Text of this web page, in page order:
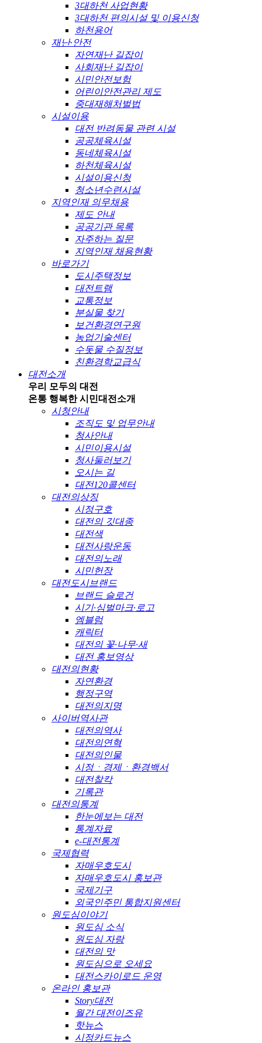
3대하천 사업현황
3대하천 편의시설 및 이용신청
하천용어
재난·안전
자연재난 길잡이
사회재난 길잡이
시민안전보험
어린이안전관리 제도
중대재해처벌법
시설이용
대전 반려동물 관련 시설
공공체육시설
동네체육시설
하천체육시설
시설이용신청
청소년수련시설
지역인재 의무채용
제도 안내
공공기관 목록
자주하는 질문
지역인재 채용현황
바로가기
도시주택정보
대전트램
교통정보
분실물 찾기
보건환경연구원
농업기술센터
수돗물 수질정보
친환경학교급식
대전소개
우리 모두의 대전
온통 행복한 시민대전소개
시청안내
조직도 및 업무안내
청사안내
시민이용시설
청사둘러보기
오시는 길
대전120콜센터
대전의상징
시정구호
대전의 깃대종
대전색
대전사랑운동
대전의노래
시민헌장
대전도시브랜드
브랜드 슬로건
시기·심벌마크·로고
엠블럼
캐릭터
대전의 꽃·나무·새
대전 홍보영상
대전의현황
자연환경
행정구역
대전의지명
사이버역사관
대전의역사
대전의연혁
대전의인물
시정ㆍ경제ㆍ환경백서
대전찰칵
기록관
대전의통계
한눈에보는 대전
통계자료
e-대전통계
국제협력
자매우호도시
자매우호도시 홍보관
국제기구
외국인주민 통합지원센터
원도심이야기
원도심 소식
원도심 자랑
대전의 맛
원도심으로 오세요
대전스카이로드 운영
온라인 홍보관
Story대전
월간 대전이즈유
핫뉴스
시정카드뉴스